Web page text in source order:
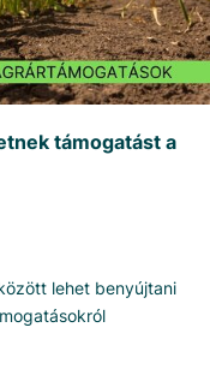
támogatást a
lehet benyújtani